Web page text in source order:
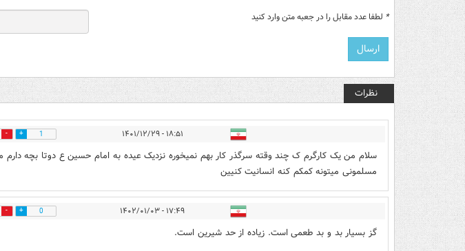
* لطفا عدد مقابل را در جعبه متن وارد کنید
نظرات
۱۸:۵۱ - ۱۴۰۱/۱۲/۲۹ 1
سلام من یک کارگرم ک چند وقته سرگذر کار بهم نمیخوره نزدیک عیده به امام حسین ع دوتا بچه
مسلمونی میتونه کمکم کنه انسانیت کنیین
۱۷:۴۹ - ۱۴۰۲/۰۱/۰۳ 0
گز بسیار بد و بد طعمی است. زیاده از حد شیرین است.